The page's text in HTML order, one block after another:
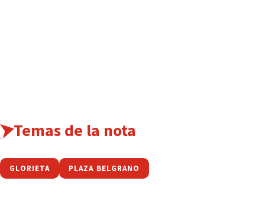
Temas de la nota
GLORIETA PLAZA BELGRANO